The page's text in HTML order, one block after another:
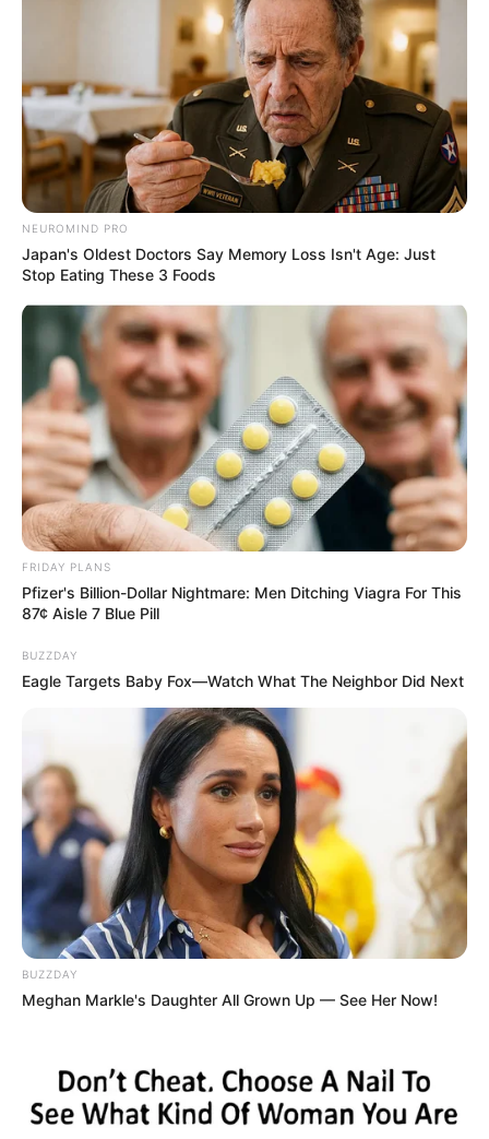
NEUROMIND PRO
Japan's Oldest Doctors Say Memory Loss Isn't Age: Just
Stop Eating These 3 Foods
FRIDAY PLANS
Pfizer's Billion-Dollar Nightmare: Men Ditching Viagra For This
87¢ Aisle 7 Blue Pill
BUZZDAY
Eagle Targets Baby Fox—Watch What The Neighbor Did Next
BUZZDAY
Meghan Markle's Daughter All Grown Up — See Her Now!